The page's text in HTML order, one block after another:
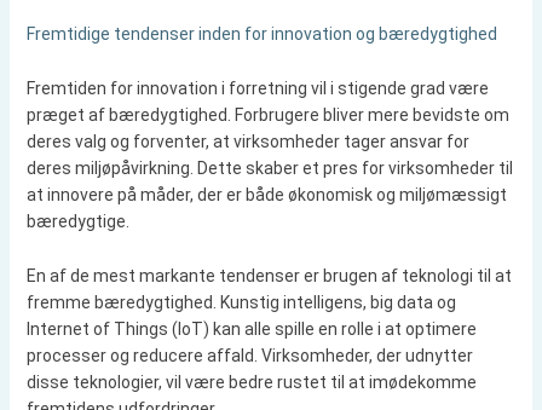
Fremtidige tendenser inden for innovation og bæredygtighed
Fremtiden for innovation i forretning vil i stigende grad være
præget af bæredygtighed. Forbrugere bliver mere bevidste om
deres valg og forventer, at virksomheder tager ansvar for
deres miljøpåvirkning. Dette skaber et pres for virksomheder til
at innovere på måder, der er både økonomisk og miljømæssigt
bæredygtige.
En af de mest markante tendenser er brugen af teknologi til at
fremme bæredygtighed. Kunstig intelligens, big data og
Internet of Things (IoT) kan alle spille en rolle i at optimere
processer og reducere affald. Virksomheder, der udnytter
disse teknologier, vil være bedre rustet til at imødekomme